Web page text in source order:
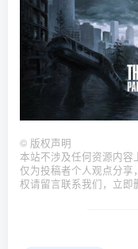
© 版权声明
本站不涉及任何资源内
仅为投稿者个人观点分享
权请留言联系我们，立即